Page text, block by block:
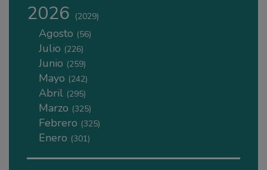
2026 (2029)
Agosto (56)
Julio (226)
Junio (259)
Mayo (242)
Abril (295)
Marzo (325)
Febrero (325)
Enero (301)